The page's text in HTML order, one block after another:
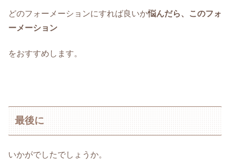
どのフォーメーションにすれば良いか悩んだら、このフォ
ーメーション
をおすすめします。
最後に
いかがでしたでしょうか。